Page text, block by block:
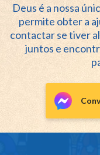
Deus é a nossa
permite obter a
contactar se tiver
juntos e